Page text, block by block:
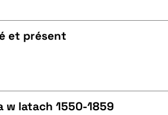
et présent
w latach 1550-1859